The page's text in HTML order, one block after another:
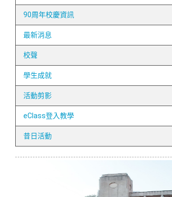
90周年校慶資訊
最新消息
校聲
學生成就
活動剪影
eClass登入教學
昔日活動